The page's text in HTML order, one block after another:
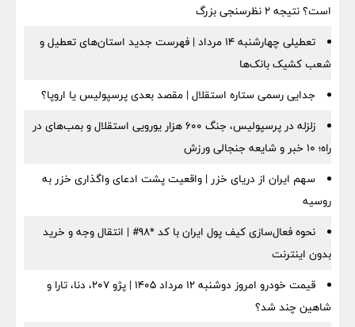
است؟ نتیجه ۲ نظرسنجی بزرگ
تعطیلی چهارشنبه ۱۴ مرداد | فهرست جدید استان‌های تعطیل و
شعب کشیک بانک‌ها
جدایی رسمی ستاره استقلال | مقصد بعدی پرسپولیس یا اروپا؟
زلزله در پرسپولیس، جنگ ۶۰۰ هزار یورویی استقلال و بمب‌های در
راه؛ ۱۰ خبر و شایعه جنجالی ورزش
سهم ایران از دریای خزر | واقعیت پشت ادعای واگذاری خزر به
روسیه
نحوه فعال‌سازی کیف پول ایران با کد *98# | انتقال وجه و خرید
بدون اینترنت
قیمت خودرو امروز دوشنبه ۱۲ مرداد ۱۴۰۵ | پژو ۲۰۷، دنا، تارا و
شاهین چند شد؟